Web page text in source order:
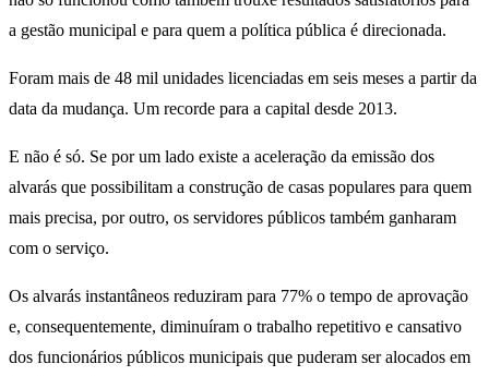
a gestão municipal e para quem a política pública é direcionada.
Foram mais de 48 mil unidades licenciadas em seis meses a partir da
data da mudança. Um recorde para a capital desde 2013.
E não é só. Se por um lado existe a aceleração da emissão dos
alvarás que possibilitam a construção de casas populares para quem
mais precisa, por outro, os servidores públicos também ganharam
com o serviço.
Os alvarás instantâneos reduziram para 77% o tempo de aprovação
e, consequentemente, diminuíram o trabalho repetitivo e cansativo
dos funcionários públicos municipais que puderam ser alocados em